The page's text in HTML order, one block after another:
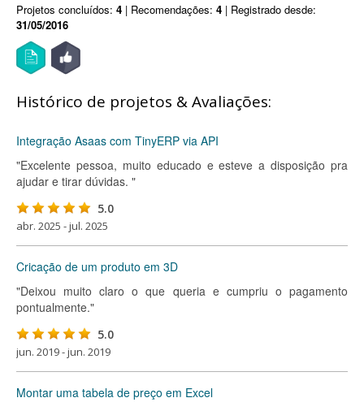
Projetos concluídos: 4 | Recomendações: 4 | Registrado desde:
31/05/2016
Histórico de projetos & Avaliações:
Integração Asaas com TinyERP via API
"Excelente pessoa, muito educado e esteve a disposição pra
ajudar e tirar dúvidas. "
5.0
abr. 2025 - jul. 2025
Cricação de um produto em 3D
"Deixou muito claro o que queria e cumpriu o pagamento
pontualmente."
5.0
jun. 2019 - jun. 2019
Montar uma tabela de preço em Excel